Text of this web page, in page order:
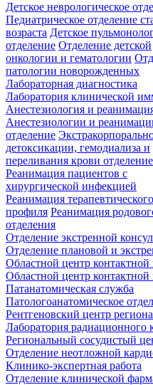
Детское неврологическое
Педиатрическое отделение
возраста Детское
отделение Отделение детской
онкологии и гематологии
патологии новорожденных
Лабораторная диагностика
Лаборатория клинической
Анестезиология и
Анестезиологии и
отделение
детоксикации, гемодиализа и
переливания крови отделение
Реанимация пациентов с
хирургической инфекцией
Реанимация терапевтического
профиля Реанимация
отделения
Отделение экстренной
Отделение плановой и
Областной центр контактной
Областной центр контактной
Патанатомическая служба
Патологоанатомическое
Рентгеновский центр региона
Лаборатория радиационного
Региональный сосудистый
Отделение неотложной
Клинико-экспертная работа
Отделение клинической